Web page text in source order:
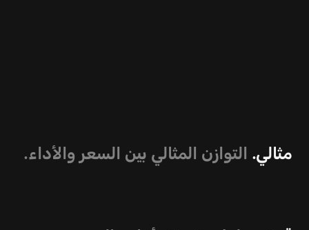
مثالي. التوازن المثالي بين السعر والأداء.